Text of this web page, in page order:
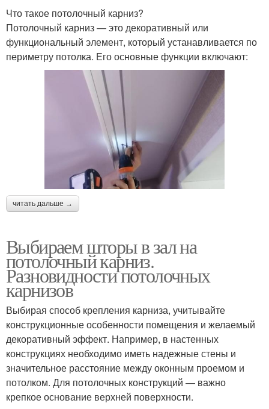
Что такое потолочный карниз?
Потолочный карниз — это декоративный или
функциональный элемент, который устанавливается по
периметру потолка. Его основные функции включают:
читать дальше →
Выбираем шторы в зал на
потолочный карниз.
Разновидности потолочных
карнизов
Выбирая способ крепления карниза, учитывайте
конструкционные особенности помещения и желаемый
декоративный эффект. Например, в настенных
конструкциях необходимо иметь надежные стены и
значительное расстояние между оконным проемом и
потолком. Для потолочных конструкций — важно
крепкое основание верхней поверхности.